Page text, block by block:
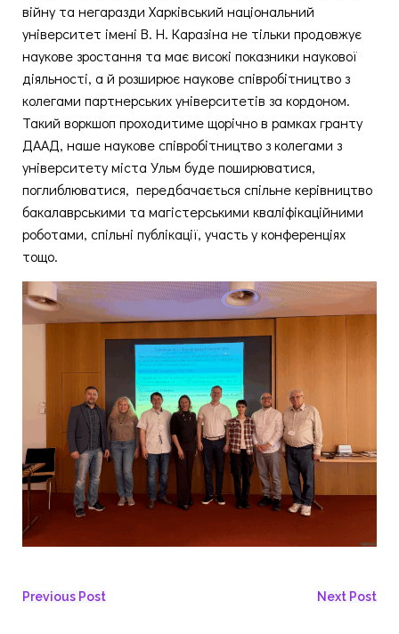
війну та негаразди Харківський національний
університет імені В. Н. Каразіна не тільки продовжує
наукове зростання та має високі показники наукової
діяльності, а й розширює наукове співробітництво з
колегами партнерських університетів за кордоном.
Такий воркшоп проходитиме щорічно в рамках гранту
ДААД, наше наукове співробітництво з колегами з
університету міста Ульм буде поширюватися,
поглиблюватися, передбачається спільне керівництво
бакалаврськими та магістерськими кваліфікаційними
роботами, спільні публікації, участь у конференціях
тощо.
Навігація
Previous Post
Навігація
Next Post